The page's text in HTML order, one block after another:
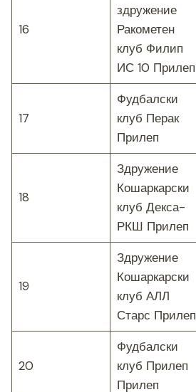
16
здружение
Ракометен
клуб Филип
ИС 10 Прилеп
17
Фудбалски
клуб Перак
Прилеп
18
Здружение
Кошаркарски
клуб Декса-
РКШ Прилеп
19
Здружение
Кошаркарски
клуб АЛЛ
Старс Прилеп
20
Фудбалски
клуб Прилеп
Прилеп